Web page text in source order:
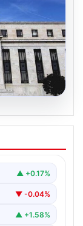
▲ +0.17%
▼ -0.04%
▲ +1.58%